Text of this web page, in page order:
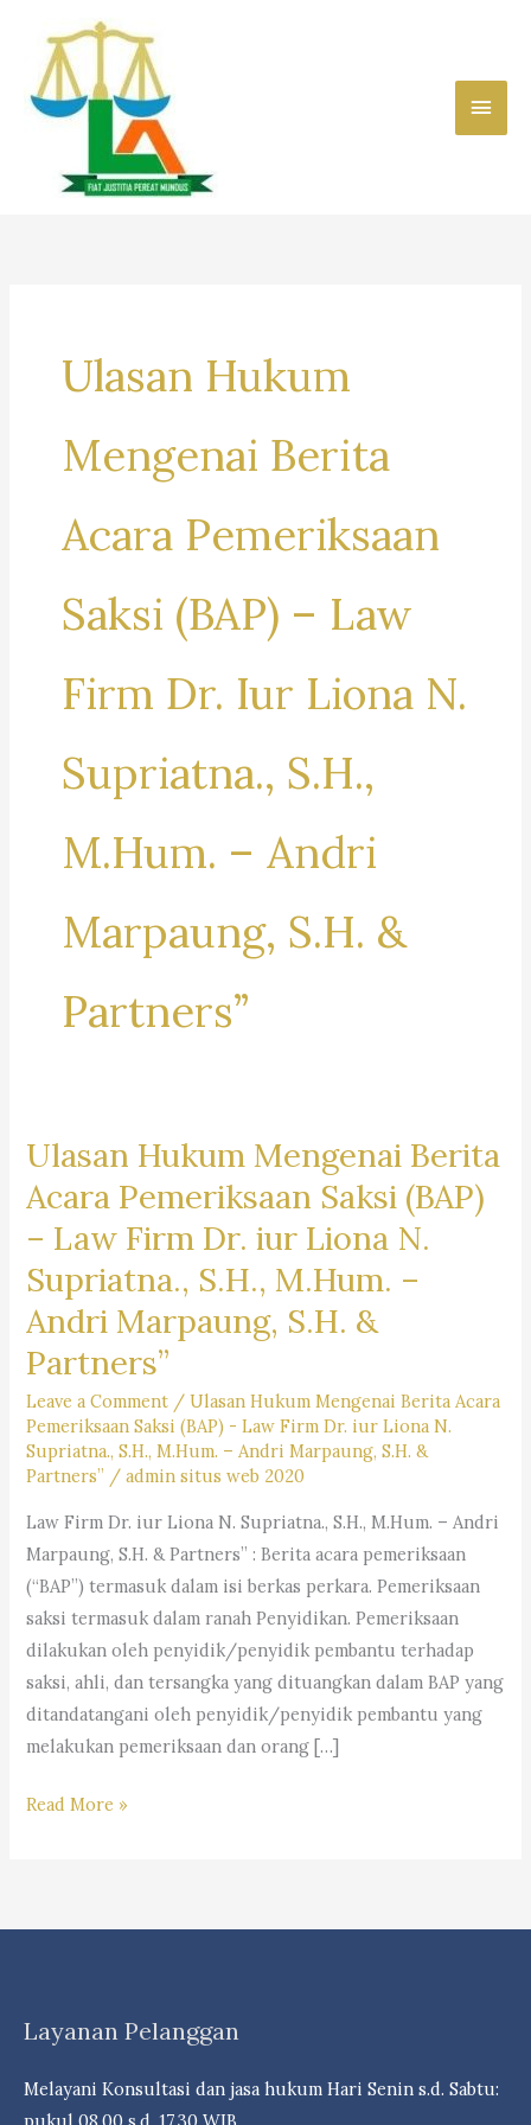
content
Main
Ulasan Hukum
Mengenai Berita
Acara Pemeriksaan
Saksi (BAP) – Law
Firm Dr. Iur Liona N.
Supriatna., S.H.,
M.Hum. – Andri
Marpaung, S.H. &
Partners”
Ulasan Hukum Mengenai Berita
Acara Pemeriksaan Saksi (BAP)
– Law Firm Dr. iur Liona N.
Supriatna., S.H., M.Hum. –
Andri Marpaung, S.H. &
Partners”
Leave a Comment /Ulasan Hukum Mengenai Berita Acara
Pemeriksaan Saksi (BAP) - Law Firm Dr. iur Liona N.
Supriatna., S.H., M.Hum. – Andri Marpaung, S.H. &
Partners” /admin situs web 2020
Law Firm Dr. iur Liona N. Supriatna., S.H., M.Hum. – Andri
Marpaung, S.H. & Partners” : Berita acara pemeriksaan
(“BAP”) termasuk dalam isi berkas perkara. Pemeriksaan
saksi termasuk dalam ranah Penyidikan. Pemeriksaan
dilakukan oleh penyidik/penyidik pembantu terhadap
saksi, ahli, dan tersangka yang dituangkan dalam BAP yang
ditandatangani oleh penyidik/penyidik pembantu yang
melakukan pemeriksaan dan orang […]
Ulasan
Acara
(BAP)
Law
Read More »
Layanan Pelanggan
Melayani Konsultasi dan jasa hukum Hari Senin s.d. Sabtu: